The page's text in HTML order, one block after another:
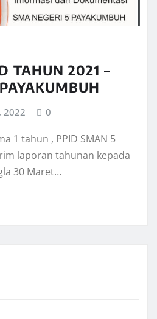
TAHUN 2021 –
2022 0
1 tahun , PPID SMAN 5
laporan tahunan kepada
30 Maret…